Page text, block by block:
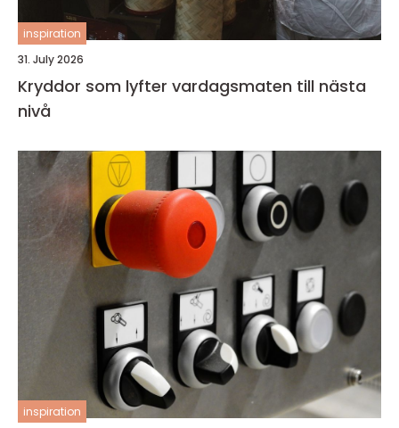
inspiration
31. July 2026
Kryddor som lyfter vardagsmaten till nästa
nivå
inspiration